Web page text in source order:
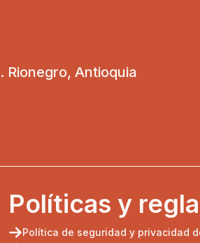
Rionegro, Antioquia
Políticas y
Política de seguridad y privacidad